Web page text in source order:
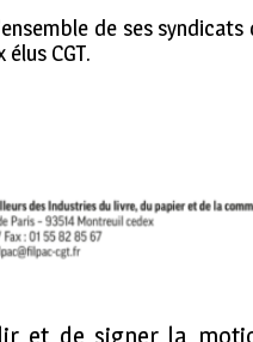
de ses
CGT.
et de signer la